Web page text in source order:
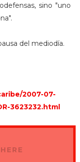
sino "uno
del mediodía.
2007-07-
3623232.html